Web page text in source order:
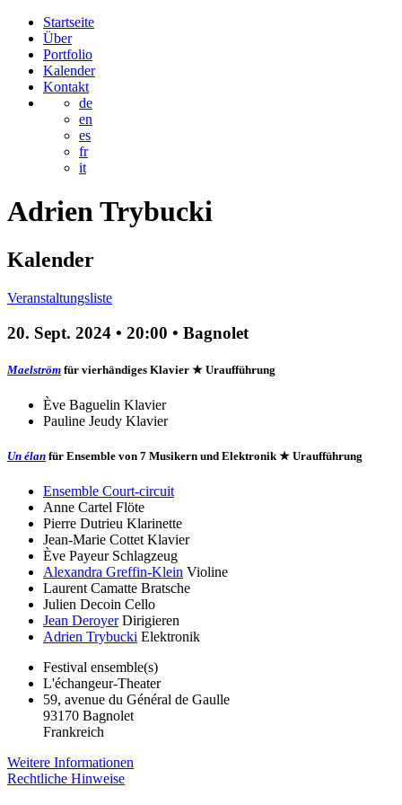
Startseite
Über
Portfolio
Kalender
Kontakt
de
en
es
fr
it
AdrienTrybucki
Kalender
Veranstaltungsliste
20. Sept. 2024 • 20:00 • Bagnolet
Maelström für vierhändiges Klavier ★ Uraufführung
Ève Baguelin Klavier
Pauline Jeudy Klavier
Un élan für Ensemble von 7 Musikern und Elektronik★ Uraufführung
Ensemble Court-circuit
Anne Cartel Flöte
Pierre Dutrieu Klarinette
Jean-Marie Cottet Klavier
Ève Payeur Schlagzeug
Alexandra Greffin-Klein Violine
Laurent Camatte Bratsche
Julien Decoin Cello
Jean Deroyer Dirigieren
Adrien Trybucki Elektronik
Festival ensemble(s)
L'échangeur-Theater
59, avenue du Général de Gaulle
93170 Bagnolet
Frankreich
Weitere Informationen
Rechtliche Hinweise